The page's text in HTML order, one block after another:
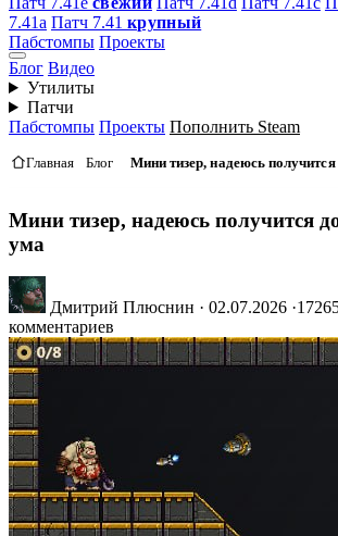
7.41а Патч 7.41 крупный
Пабстомпы Проекты
Блог Видео
Утилиты
Патчи
Пабстомпы Проекты Пополнить Steam
Главная Блог Мини тизер, надеюсь получится
Мини тизер, надеюсь получится
ума
Дмитрий Плюснин · 02.07.2026 ·
комментариев